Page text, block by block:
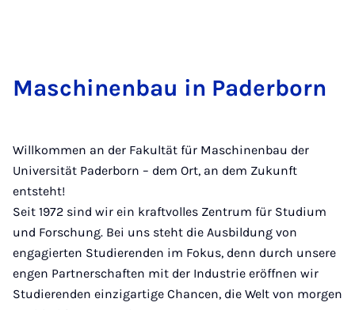
Maschinenbau in Paderborn
Willkommen an der Fakultät für Maschinenbau der
Universität Paderborn – dem Ort, an dem Zukunft
entsteht!
Seit 1972 sind wir ein kraftvolles Zentrum für Studium
und Forschung. Bei uns steht die Ausbildung von
engagierten Studierenden im Fokus, denn durch unsere
engen Partnerschaften mit der Industrie eröffnen wir
Studierenden einzigartige Chancen, die Welt von morgen